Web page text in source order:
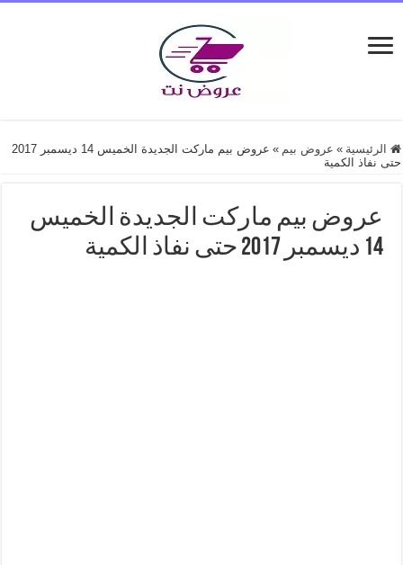
الرئيسية » عروض بيم »
عروض بيم ماركت الجديدة الخميس 14 ديسمبر 2017
حتى نفاذ الكمية
عروض بيم ماركت الجديدة الخميس
14 ديسمبر 2017 حتى نفاذ الكمية